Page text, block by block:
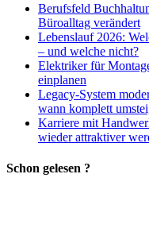
Berufsfeld
Büroalltag verändert
Lebenslauf 2026:
– und welche nicht?
Elektriker für
einplanen
Legacy-System
wann komplett
Karriere mit
wieder attraktiver
Schon gelesen ?